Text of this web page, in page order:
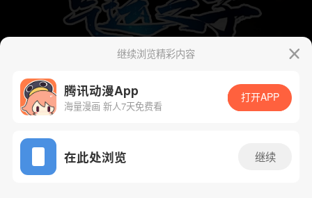
App免费看
下一话 腾漫App免费看
继续浏览精彩内容
腾讯动漫App
海量漫画 新人7天免费看
打开APP
在此处浏览 继续